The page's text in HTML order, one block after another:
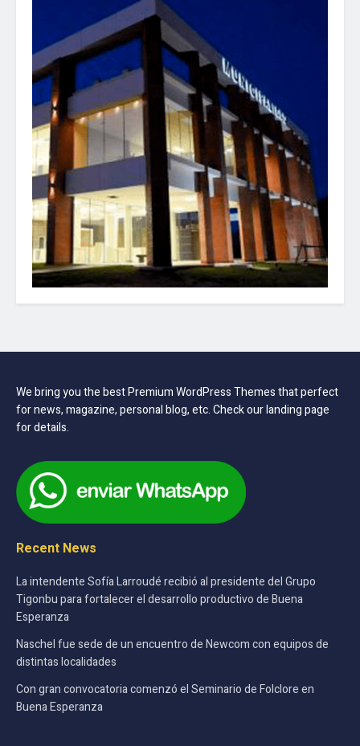
We bring you the best Premium WordPress Themes that perfect
for news, magazine, personal blog, etc. Check our landing page
for details.
Recent News
La intendente Sofía Larroudé recibió al presidente del Grupo
Tigonbu para fortalecer el desarrollo productivo de Buena
Esperanza
Naschel fue sede de un encuentro de Newcom con equipos de
distintas localidades
Con gran convocatoria comenzó el Seminario de Folclore en
Buena Esperanza